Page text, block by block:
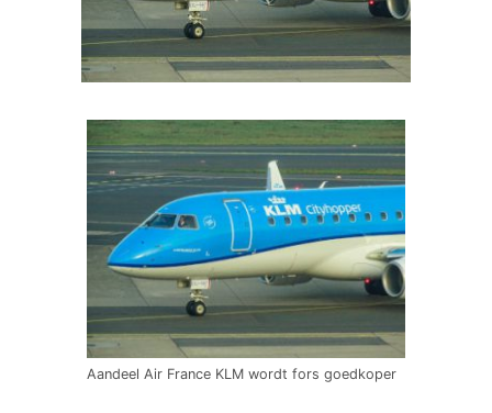
Aandeel Air France KLM wordt fors goedkoper